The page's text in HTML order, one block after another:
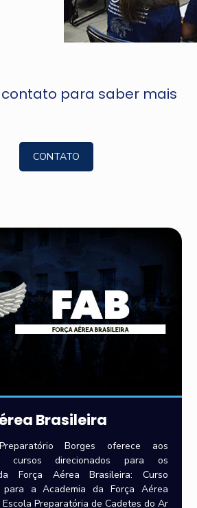
contato para saber mais
CONTATO
Brasileira
Borges oferece aos
cursos direcionados para os
Força Aérea Brasileira: Curso
para a Academia da Força Aérea
Escola Preparatória de Cadetes do Ar